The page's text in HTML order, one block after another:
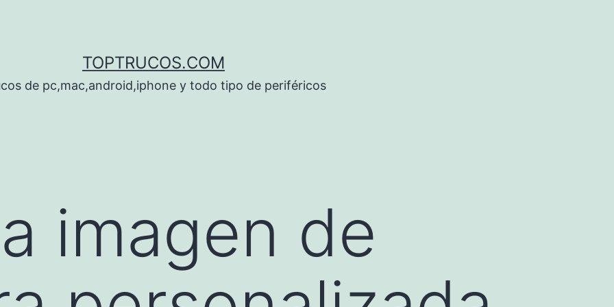
TOPTRUCOS.COM
de pc,mac,android,iphone y todo tipo de periféricos
imagen de